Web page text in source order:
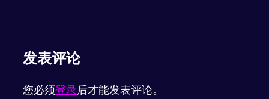
发表评论
您必须登录后才能发表评论。